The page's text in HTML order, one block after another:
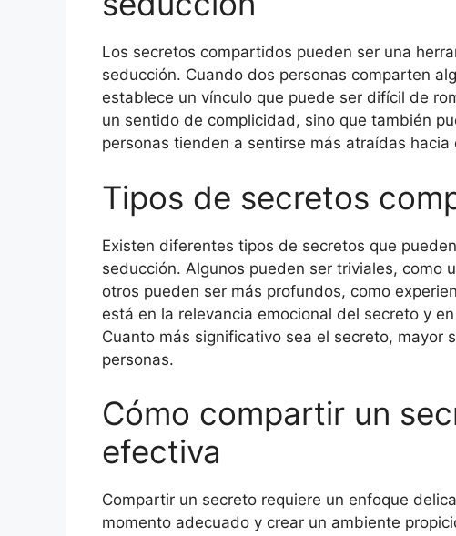
Los secretos compartidos pueden ser una
seducción. Cuando dos personas comparten
establece un vínculo que puede ser difícil de
un sentido de complicidad, sino que también
personas tienden a sentirse más atraídas
Tipos de secretos
Existen diferentes tipos de secretos que
seducción. Algunos pueden ser triviales, como
otros pueden ser más profundos, como
está en la relevancia emocional del secreto y
Cuanto más significativo sea el secreto, mayor
personas.
Cómo compartir un
efectiva
Compartir un secreto requiere un enfoque
momento adecuado y crear un ambiente